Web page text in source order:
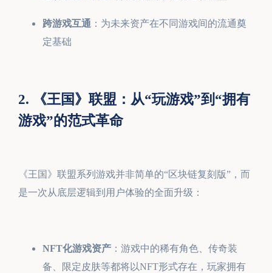
跨游戏互通 ：为未来资产在不同游戏间的流通奠
定基础
2. 《王国》联盟：从“玩游戏”到“拥有
游戏”的范式革命
《王国》联盟系列游戏并非简单的“区块链复刻版”，而
是一次从底层逻辑到用户体验的全面升级：
NFT化游戏资产 ：游戏中的稀有角色、传奇装
备、限定皮肤等都将以NFT形式存在，玩家拥有